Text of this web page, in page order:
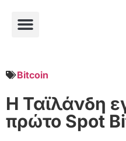
Bitcoin
Η Ταϊλάνδη
πρώτο Spot